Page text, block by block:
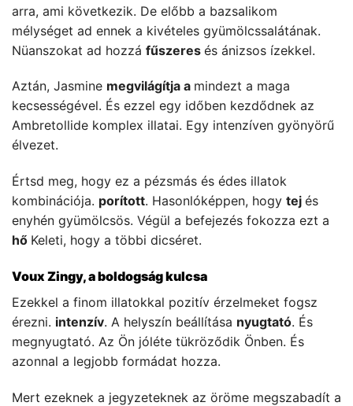
arra, ami következik. De előbb a bazsalikom
mélységet ad ennek a kivételes gyümölcssalátának.
Nüanszokat ad hozzá fűszeres és ánizsos ízekkel.
Aztán, Jasmine megvilágítja a mindezt a maga
kecsességével. És ezzel egy időben kezdődnek az
Ambretollide komplex illatai. Egy intenzíven gyönyörű
élvezet.
Értsd meg, hogy ez a pézsmás és édes illatok
kombinációja. porított. Hasonlóképpen, hogy tej és
enyhén gyümölcsös. Végül a befejezés fokozza ezt a
hő Keleti, hogy a többi dicséret.
Voux Zingy, a boldogság kulcsa
Ezekkel a finom illatokkal pozitív érzelmeket fogsz
érezni. intenzív. A helyszín beállítása nyugtató. És
megnyugtató. Az Ön jóléte tükröződik Önben. És
azonnal a legjobb formádat hozza.
Mert ezeknek a jegyzeteknek az öröme megszabadít a